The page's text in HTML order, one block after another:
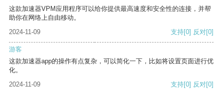
这款加速器VPM应用程序可以给你提供最高速度和安全性的连接，并帮
助你在网络上自由移动。
2024-11-09
支持[0] 反对[0]
游客
这款加速器app的操作有点复杂，可以简化一下，比如将设置页面进行优
化。
2024-11-09
支持[0] 反对[0]